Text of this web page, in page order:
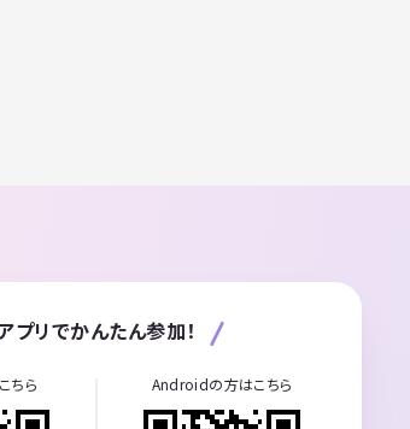
プリでかんたん参加！
ちら Androidの方はこちら